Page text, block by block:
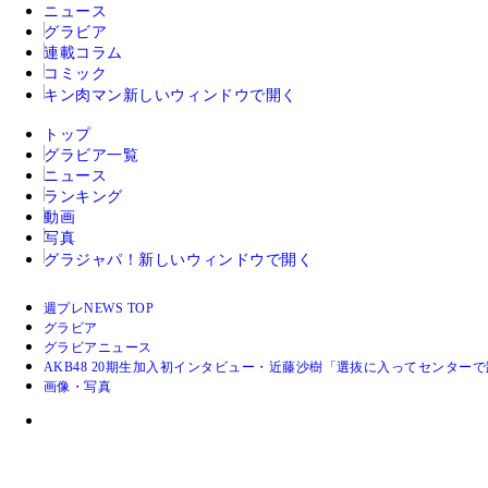
ニュース
グラビア
連載コラム
コミック
キン肉マン 新しいウィンドウで開く
トップ
グラビア一覧
ニュース
ランキング
動画
写真
グラジャパ！ 新しいウィンドウで開く
週プレNEWS TOP
グラビア
グラビアニュース
AKB48 20期生加入初インタビュー・近藤沙樹「選抜に入ってセンターで
画像・写真